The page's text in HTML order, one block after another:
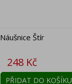
Náušnice Štír
Cena
248 Kč
PŘIDAT DO KOŠÍKU